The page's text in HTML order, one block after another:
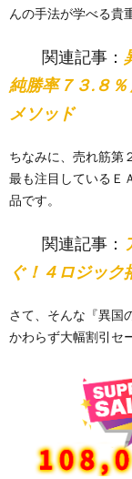
んの手法が学べる貴
関連記事：
純勝率７３.８
メソッド
ちなみに、売れ筋第
最も注目しているＥ
品です。
関連記事：
ぐ！４ロジッ
さて、そんな『異国
かわらず大幅割引セ